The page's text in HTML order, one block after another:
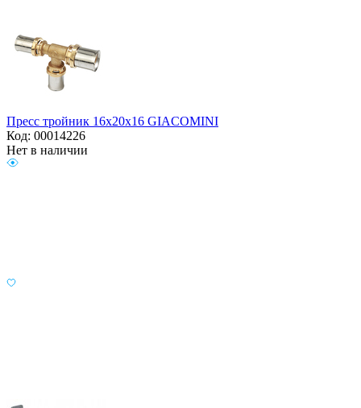
Пресс тройник 16х20х16 GIACOMINI
Код: 00014226
Нет в наличии